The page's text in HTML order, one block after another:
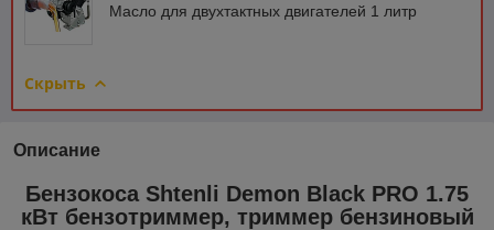
Масло для двухтактных двигателей 1 литр
Скрыть
Описание
Бензокоса Shtenli Demon Black PRO 1.75
кВт бензотриммер, триммер бензиновый